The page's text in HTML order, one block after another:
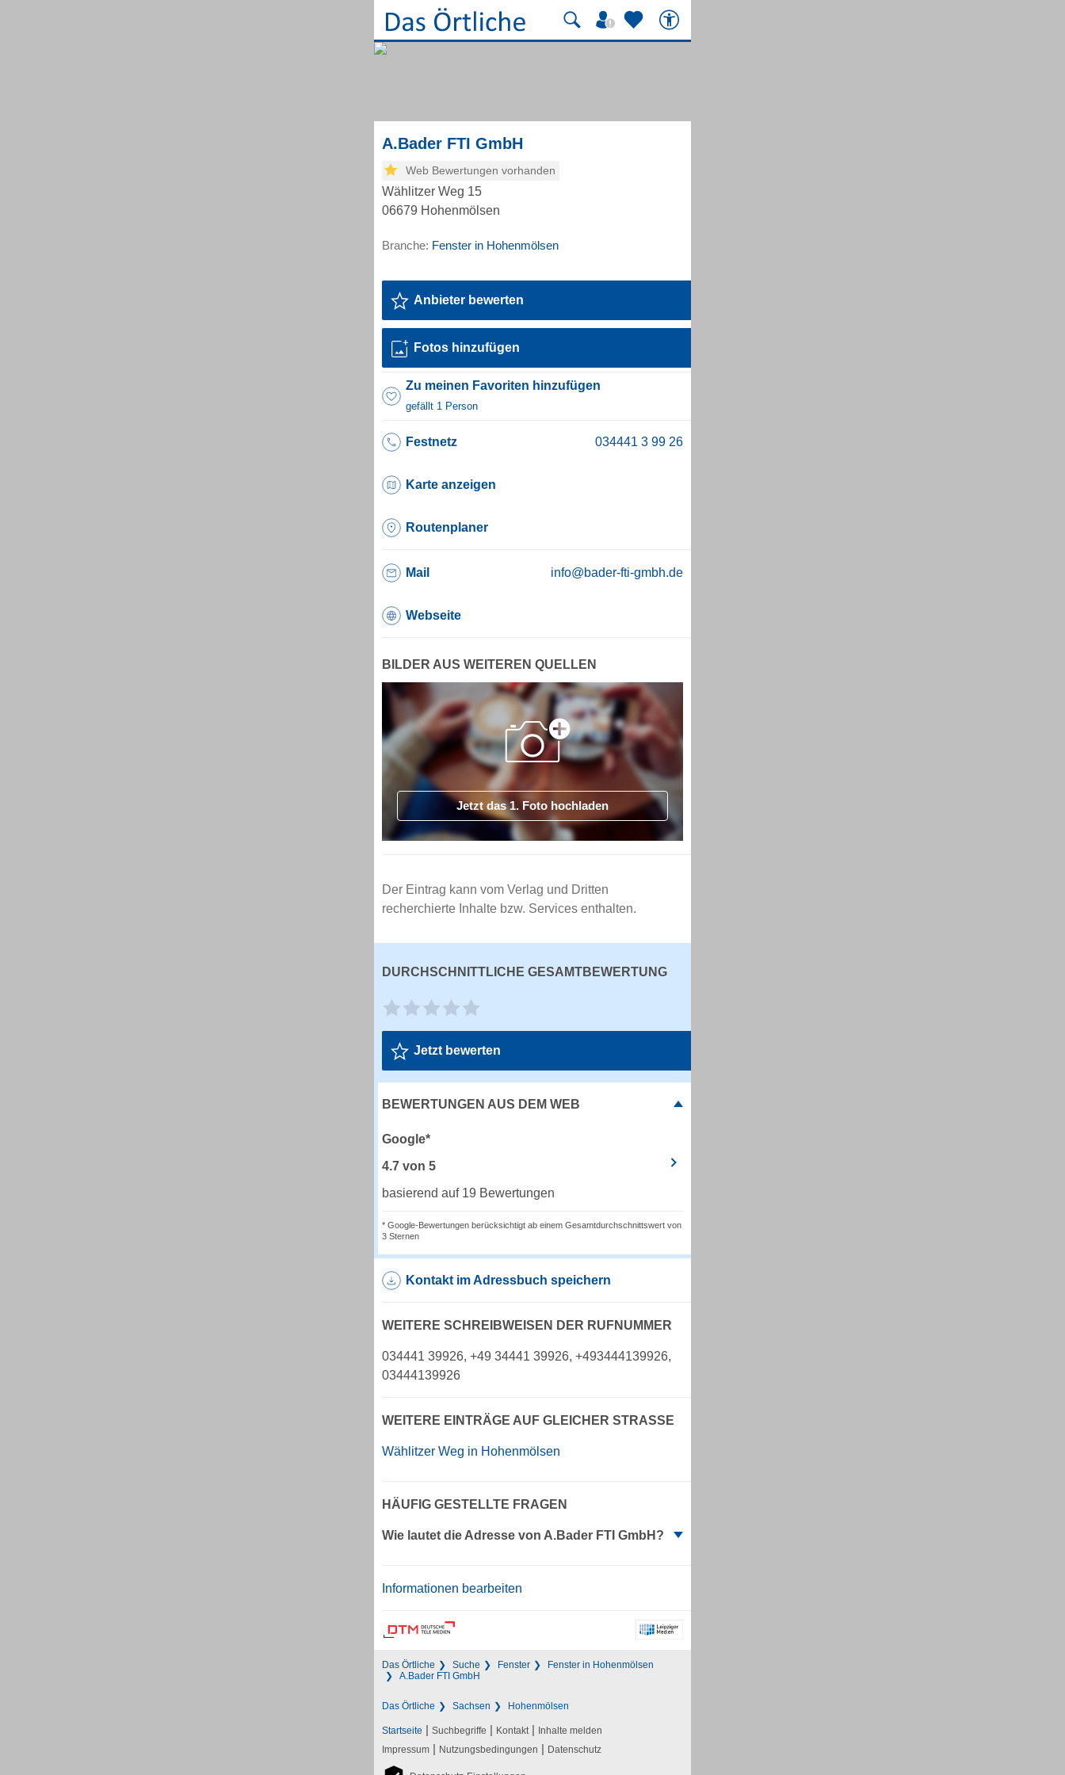
A.Bader FTI GmbH
Web Bewertungen vorhanden
Wählitzer Weg 15
06679 Hohenmölsen
Branche: Fenster in Hohenmölsen
Anbieter bewerten
Fotos hinzufügen
Zu meinen Favoriten hinzufügen
gefällt 1 Person
Festnetz
Karte anzeigen
Routenplaner
Mail info@bader-fti-gmbh.de
Webseite
BILDER AUS WEITEREN QUELLEN
Jetzt das 1. Foto hochladen
Der Eintrag kann vom Verlag und Dritten
recherchierte Inhalte bzw. Services enthalten.
DURCHSCHNITTLICHE GESAMTBEWERTUNG
Jetzt bewerten
BEWERTUNGEN AUS DEM WEB
Google*
4.7 von 5
basierend auf 19 Bewertungen
* Google-Bewertungen berücksichtigt ab einem Gesamtdurchschnittswert von
3 Sternen
Kontakt im Adressbuch speichern
WEITERE SCHREIBWEISEN DER RUFNUMMER
034441 39926, +49 34441 39926, +493444139926,
03444139926
WEITERE EINTRÄGE AUF GLEICHER STRASSE
Wählitzer Weg in Hohenmölsen
HÄUFIG GESTELLTE FRAGEN
Wie lautet die Adresse von A.Bader FTI GmbH?
Informationen bearbeiten
Das Örtliche Suche Fenster
Fenster in Hohenmölsen
A.Bader FTI GmbH
Das Örtliche Sachsen Hohenmölsen
Startseite | Suchbegriffe | Kontakt | Inhalte melden
Impressum | Nutzungsbedingungen | Datenschutz